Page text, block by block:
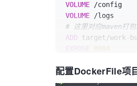
VOLUME /config
VOLUME /logs
# 这里对应maven打
ADD target/work-
8084
# 启动命令
# docker build -t
配置DockerFile项